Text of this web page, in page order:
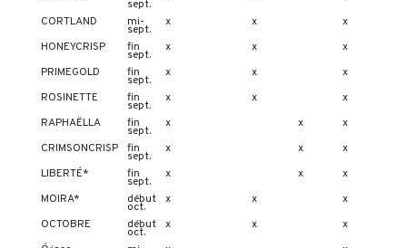
sept.
CORTLAND
mi-
sept.
x x
x
HONEYCRISP
fin
sept.
x x
x
PRIMEGOLD
fin
sept.
x x
x
ROSINETTE
fin
sept.
x x
x
RAPHAËLLA
fin
sept.
x x
x
CRIMSONCRISP
fin
sept.
x x
x
LIBERTÉ*
fin
sept.
x x
x
MOIRA*
début
oct.
x x
x
OCTOBRE
début
oct.
x x
x